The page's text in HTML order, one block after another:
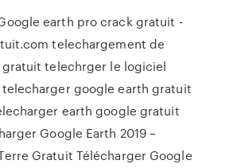
earth pro crack gratuit -
telechargement de
telechrger le logiciel
google earth gratuit
earth google gratuit
Google Earth 2019 –
Gratuit Télécharger Google